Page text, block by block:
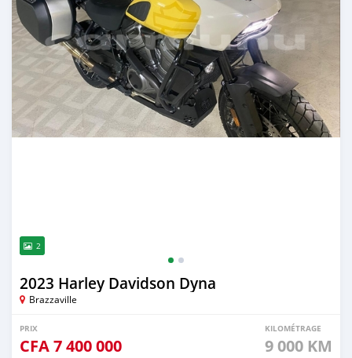
2
2023 Harley Davidson Dyna
Brazzaville
PRIX
CFA7 400 000
KILOMÉTRAGE
9 000 KM